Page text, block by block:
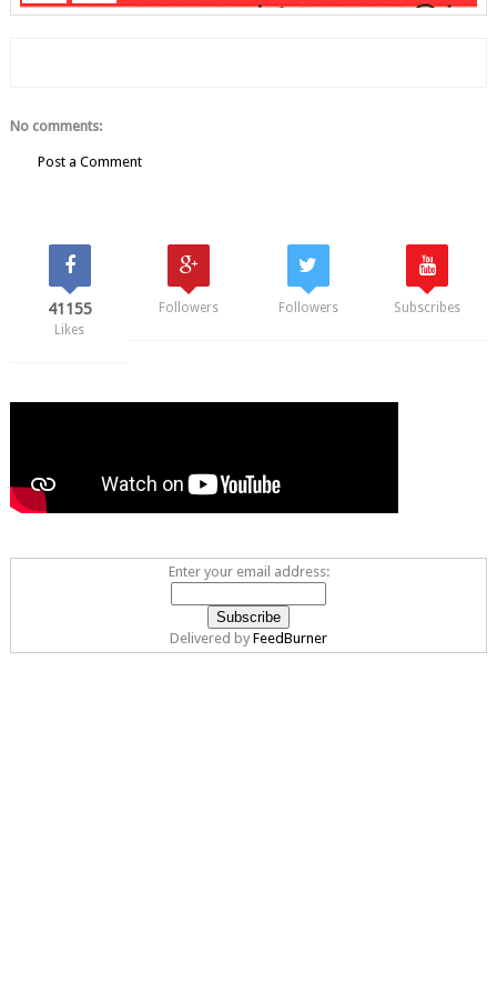
No comments:
Post a Comment
41155
Likes
Followers Followers Subscribes
Enter your email address:
Delivered by FeedBurner